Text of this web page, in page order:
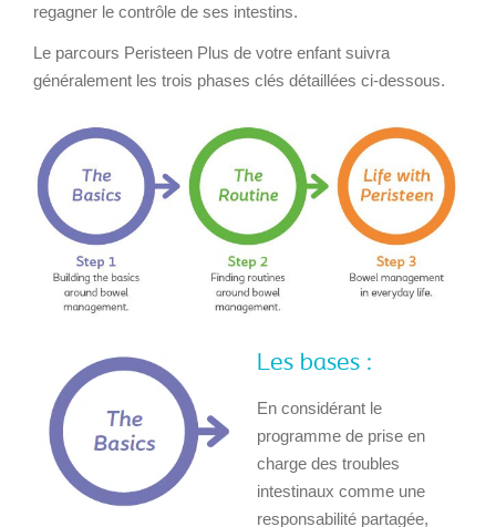
regagner le contrôle de ses intestins.
Le parcours Peristeen Plus de votre enfant suivra
généralement les trois phases clés détaillées ci-dessous.
Les bases :
En considérant le
programme de prise en
charge des troubles
intestinaux comme une
responsabilité partagée,